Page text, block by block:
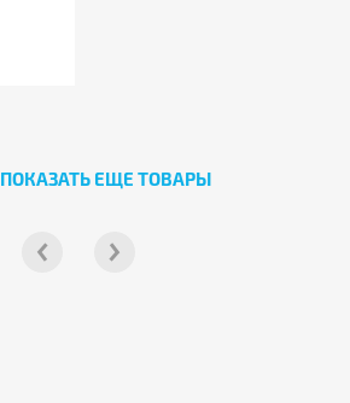
ПОКАЗАТЬ ЕЩЕ ТОВАРЫ